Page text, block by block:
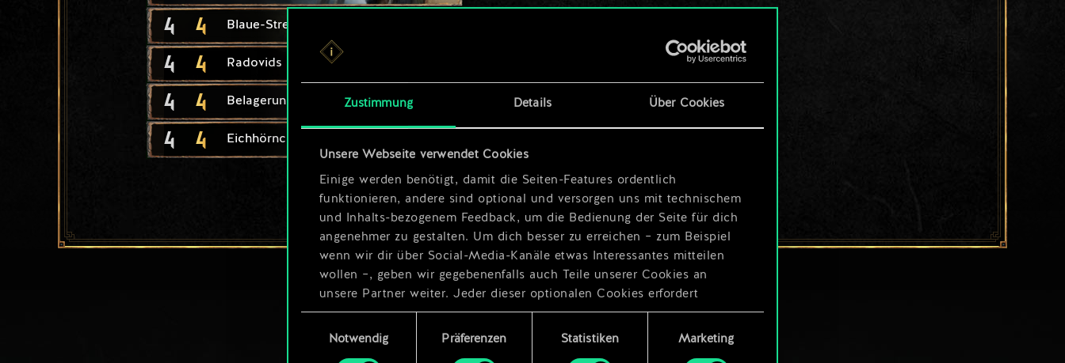
Zustimmung Details Über Cookies
Unsere Webseite verwendet Cookies
Einige werden benötigt, damit die Seiten-Features ordentlich
funktionieren, andere sind optional und versorgen uns mit technischem
und Inhalts-bezogenem Feedback, um die Bedienung der Seite für dich
angenehmer zu gestalten. Um dich besser zu erreichen – zum Beispiel
wenn wir dir über Social-Media-Kanäle etwas Interessantes mitteilen
wollen –, geben wir gegebenenfalls auch Teile unserer Cookies an
unsere Partner weiter. Jeder dieser optionalen Cookies erfordert
allerdings deine Zustimmung.
Notwendig
Präferenzen Statistiken Marketing
4 4 Blaue-Streifen-Späher
4 4 Radovids Königswache
4 4 Belagerungsleiter
4 4 Eichhörnchen